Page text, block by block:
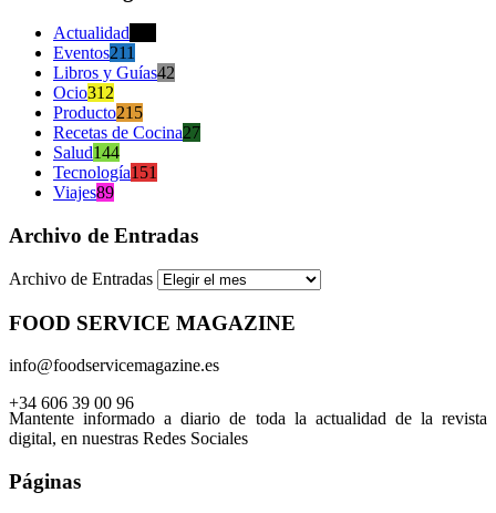
Actualidad
Eventos211
Libros y Guías42
Ocio312
Producto215
Recetas de Cocina27
Salud144
Tecnología151
Viajes89
Archivo de Entradas
Archivo de Entradas
FOOD SERVICE MAGAZINE
info@foodservicemagazine.es
+34 606 39 00 96
Mantente informado a diario de toda la actualidad de la revista
digital, en nuestras Redes Sociales
Páginas